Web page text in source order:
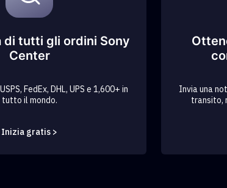
di tutti gli ordini Sony
Center
FedEx, DHL, UPS e 1,600+ in
tutto il mondo.
Inizia gratis >
Invia una
transito,